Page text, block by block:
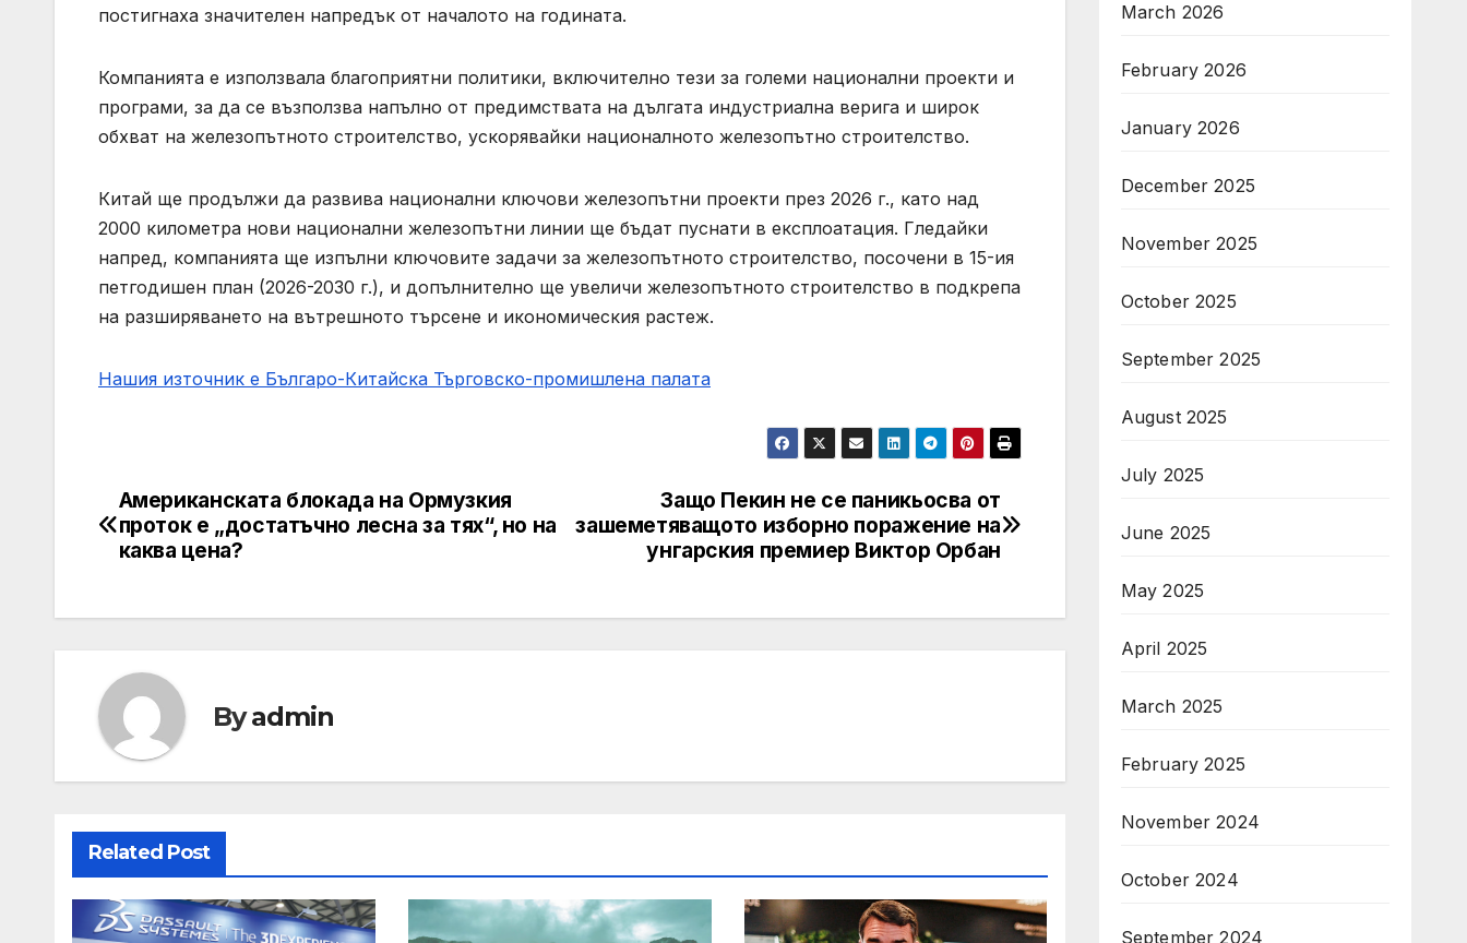
постигнаха значителен напредък от началото на годината.
Компанията е използвала благоприятни политики, включително тези за големи национални проекти и
програми, за да се възползва напълно от предимствата на дългата индустриална верига и широк
обхват на железопътното строителство, ускорявайки националното железопътно строителство.
Китай ще продължи да развива национални ключови железопътни проекти през 2026 г., като над
2000 километра нови национални железопътни линии ще бъдат пуснати в експлоатация. Гледайки
напред, компанията ще изпълни ключовите задачи за железопътното строителство, посочени в 15-ия
петгодишен план (2026-2030 г.), и допълнително ще увеличи железопътното строителство в подкрепа
на разширяването на вътрешното търсене и икономическия растеж.
Нашия източник е Българо-Китайска Търговско-промишлена палaта
Post
navigation
Защо Пекин не се паникьосва от
зашеметяващото изборно поражение на
унгарския премиер Виктор Орбан
Американската блокада на Ормузкия
проток е „достатъчно лесна за тях“, но на
каква цена?
Byadmin
Related Post
March 2026
February 2026
January 2026
December 2025
November 2025
October 2025
September 2025
August 2025
July 2025
June 2025
May 2025
April 2025
March 2025
February 2025
November 2024
October 2024
September 2024